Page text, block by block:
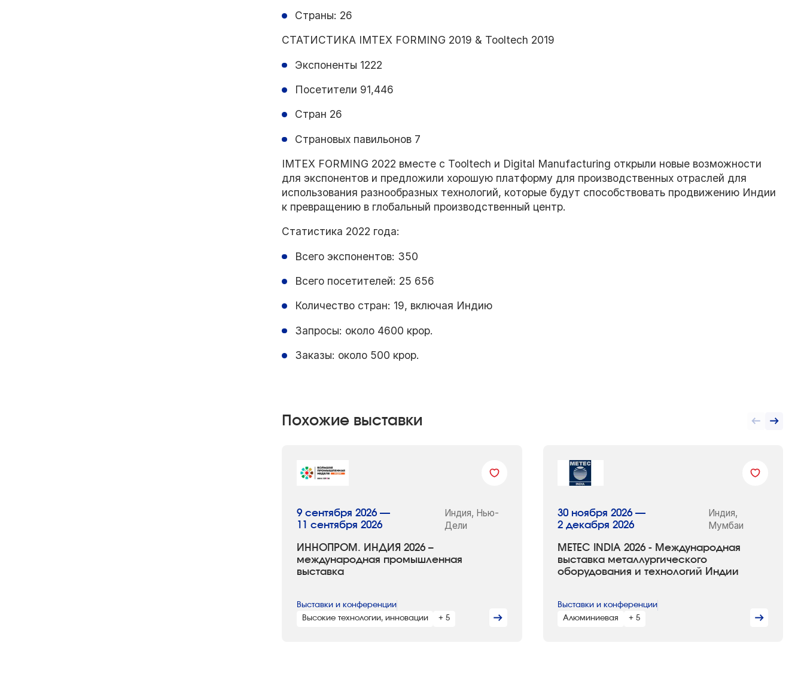
Страны: 26
СТАТИСТИКА IMTEX FORMING 2019 & Tooltech 2019
Экспоненты 1222
Посетители 91,446
Стран 26
Страновых павильонов 7
IMTEX FORMING 2022 вместе с Tooltech и Digital Manufacturing открыли новые возможности
для экспонентов и предложили хорошую платформу для производственных отраслей для
использования разнообразных технологий, которые будут способствовать продвижению Индии
к превращению в глобальный производственный центр.
Статистика 2022 года:
Всего экспонентов: 350
Всего посетителей: 25 656
Количество стран: 19, включая Индию
Запросы: около 4600 крор.
Заказы: около 500 крор.
Похожие выставки
ИННОПРОМ. ИНДИЯ 2026 –
международная промышленная
выставка
9 сентября 2026 —
11 сентября 2026
Индия, Нью-
Дели
Выставки и конференции
Высокие технологии, инновации
+ 5
METEC INDIA 2026 - Международная
выставка металлургического
оборудования и технологий Индии
30 ноября 2026 —
2 декабря 2026
Индия,
Мумбаи
Выставки и конференции
Алюминиевая
+ 5